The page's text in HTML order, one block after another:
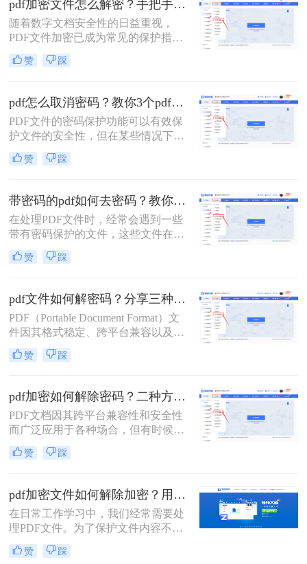
以便进行更广泛的操作。那么pdf编辑
密码怎么解开​呢？以下是一些常见的
解密方法。
pdf加密文件怎么解密？手把手教你3个简单方法！
随着数字文档安全性的日益重视，
PDF文件加密已成为常见的保护措
施。加密的PDF文件需要特定的密码
或密钥才能打开和阅读，这有助于保
问。然而，有时我们可能会遇到需要
解密PDF文件的情况，比如忘记密码
或需要编辑文件内容。那么pdf加密文
件怎么解密​呢？本文将为您介绍几种
常见的PDF解密方法。
赞 踩
pdf怎么取消密码？教你3个pdf解密方法！
PDF文件的密码保护功能可以有效保
护文件的安全性，但在某些情况下，
您可能需要取消这些密码以便更方便
地访问和编辑文件。那么pdf怎么取消
方法，帮助您轻松取消PDF文件的密
码。
赞 踩
带密码的pdf如何去密码？教你3个pdf解密方法！
在处理PDF文件时，经常会遇到一些
带有密码保护的文件，这些文件在打
开或编辑时需要输入相应的密码。为
了更方便地使用这些文件，去除密码
的pdf如何去密码呢？本文将详细介绍
几种去除带密码PDF文件密码的方
法，帮助用户轻松解决这一问题。
赞 踩
pdf文件如何解密码？分享三种解除密码的方法！
PDF（Portable Document Format）文
件因其格式稳定、跨平台兼容以及保
护内容不被轻易篡改的特性而广泛应
用于各种场合。然而，有时我们可能
码的PDF文件，但忘记了密码或没有
权限的情况。那么pdf文件如何解密码
呢？本文将详细介绍几种方法来解除
PDF文件的编辑密码，以便能够对其
进行编辑。
赞 踩
pdf加密如何解除密码？二种方法帮你轻松搞定！
PDF文档因其跨平台兼容性和安全性
而广泛应用于各种场合，但有时候我
们可能会遇到需要解除PDF加密密码
的情况。那么pdf加密如何解除密码
来解除PDF加密密码。
赞 踩
pdf加密文件如何解除加密？用这3个方法2秒立即解密
在日常工作学习中，我们经常需要处
理PDF文件。为了保护文件内容不被
非法复制和传播，许多PDF文件都会
设置加密。然而，当我们需要编辑或
赞 踩